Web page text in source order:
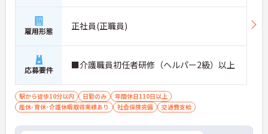
雇用形態 正社員(正職員)
応募要件 ■介護職員初任者研修（ヘルパー2級）以上
駅から徒歩10分以内 日勤のみ
年間休日110日以上
産休･育休･介護休暇取得実績あり
社会保険完備 交通費支給